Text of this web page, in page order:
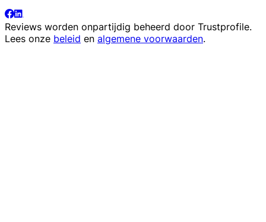
Reviews worden onpartijdig beheerd door Trustprofile.
Lees onze beleid en algemene voorwaarden.